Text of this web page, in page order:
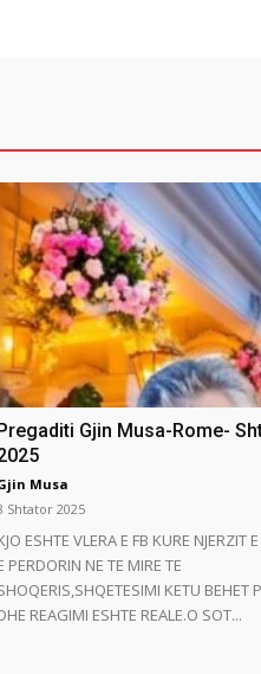
Pregaditi Gjin Musa-Rome-
Musa
Shtator 2025
ESHTE VLERA E FB KURE NJERZIT
PERDORIN NE TE MIRE TE
KETU BEHET
REAGIMI ESHTE REALE.O SOT...